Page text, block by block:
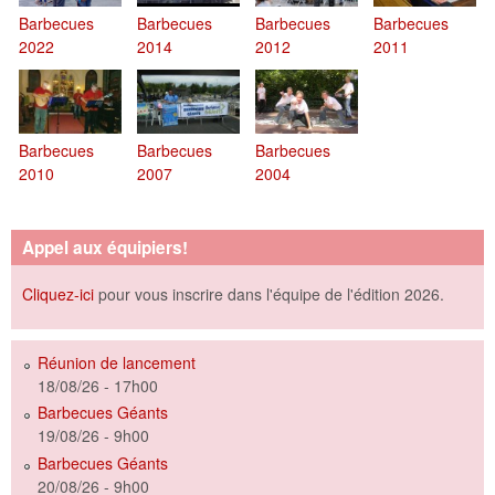
Barbecues
2022
Barbecues
2014
Barbecues
2012
Barbecues
2011
Barbecues
2010
Barbecues
2007
Barbecues
2004
Appel aux équipiers!
Cliquez-ici pour vous inscrire dans l'équipe de l'édition 2026.
Réunion de lancement
18/08/26 - 17h00
Barbecues Géants
19/08/26 - 9h00
Barbecues Géants
20/08/26 - 9h00